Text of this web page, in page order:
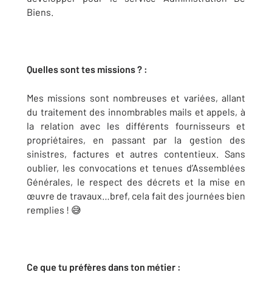
Biens.
Quelles sont tes missions ? :
Mes missions sont nombreuses et variées, allant
du traitement des innombrables mails et appels, à
la relation avec les différents fournisseurs et
propriétaires, en passant par la gestion des
sinistres, factures et autres contentieux. Sans
oublier, les convocations et tenues d’Assemblées
Générales, le respect des décrets et la mise en
œuvre de travaux…bref, cela fait des journées bien
remplies ! 😅
Ce que tu préfères dans ton métier :